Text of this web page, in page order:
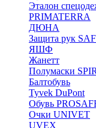
Эталон
PRIMATERRA
ДЮНА
Защита рук
ЯШФ
Жанетт
Полумаски
Балтобувь
Tyvek DuPont
Обувь
Очки UNIVET
UVEX